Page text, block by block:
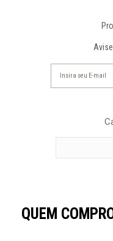
QUEM